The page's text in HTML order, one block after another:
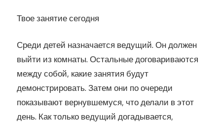
Твое занятие сегодня
Среди детей назначается ведущий. Он должен
выйти из комнаты. Остальные договариваются
между собой, какие занятия будут
демонстрировать. Затем они по очереди
показывают вернувшемуся, что делали в этот
день. Как только ведущий догадывается,